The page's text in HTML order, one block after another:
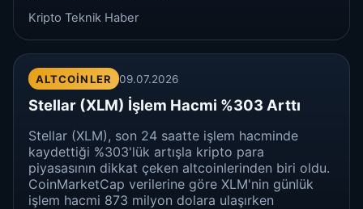
Kripto Teknik Haber
ALTCOINLER 09.07.2026
Stellar (XLM) İşlem Hacmi %303 Arttı
Stellar (XLM), son 24 saatte işlem hacminde
kaydettiği %303'lük artışla kripto para
piyasasının dikkat çeken altcoinlerinden biri oldu.
CoinMarketCap verilerine göre XLM'nin günlük
işlem hacmi 873 milyon dolara ulaşırken